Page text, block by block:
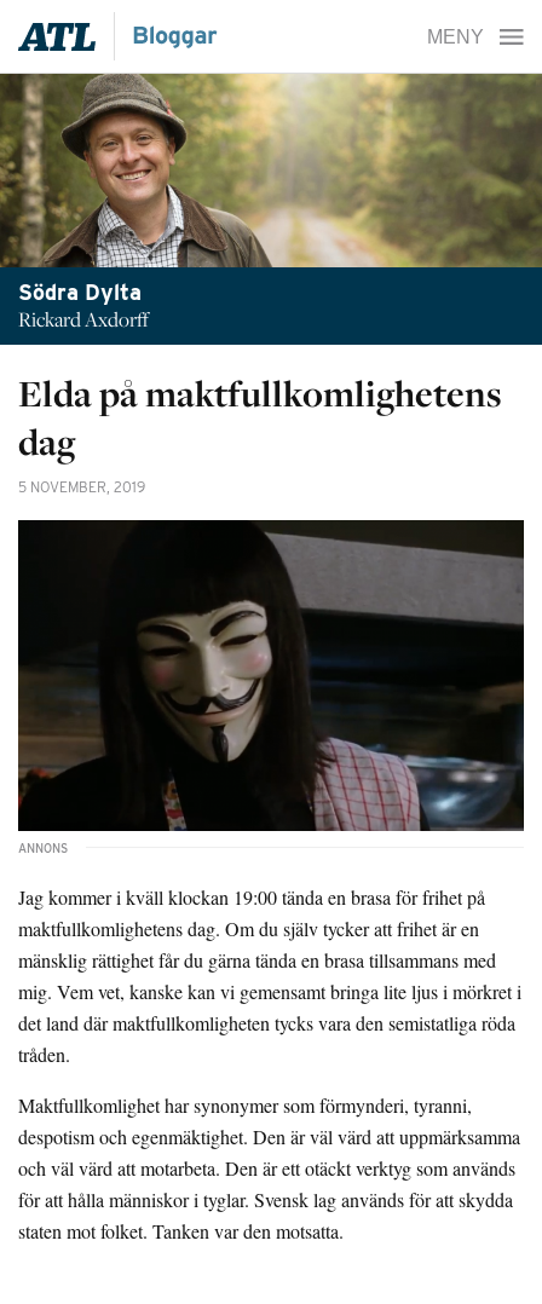
Södra Dylta
Rickard Axdorff
Elda på maktfullkomlighetens
dag
5 NOVEMBER, 2019
Jag kommer i kväll klockan 19:00 tända en brasa för frihet på
maktfullkomlighetens dag. Om du själv tycker att frihet är en
mänsklig rättighet får du gärna tända en brasa tillsammans med
mig. Vem vet, kanske kan vi gemensamt bringa lite ljus i mörkret i
det land där maktfullkomligheten tycks vara den semistatliga röda
tråden.
Maktfullkomlighet har synonymer som förmynderi, tyranni,
despotism och egenmäktighet. Den är väl värd att uppmärksamma
och väl värd att motarbeta. Den är ett otäckt verktyg som används
för att hålla människor i tyglar. Svensk lag används för att skydda
staten mot folket. Tanken var den motsatta.